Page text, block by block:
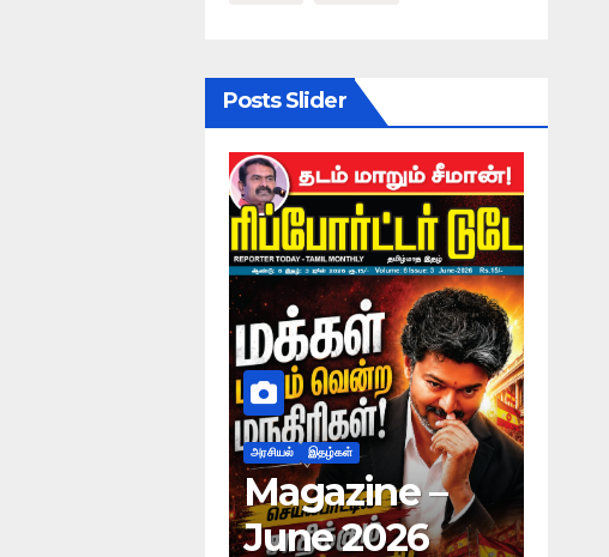
Posts Slider
Magazine –
June 2026
அரசியல் இதழ்கள்
Magazine –
May 2026